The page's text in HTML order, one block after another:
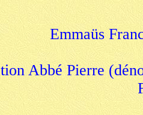
Emmaüs
Abbé Pierre